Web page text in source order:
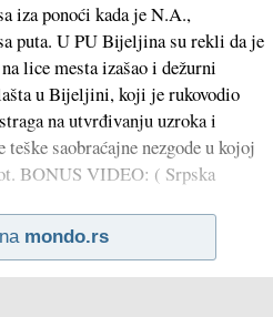
iza ponoći kada je N.A.,
puta. U PU Bijeljina su rekli da je
lice mesta izašao i dežurni
u Bijeljini, koji je rukovodio
na utvrđivanju uzroka i
saobraćajne nezgode u kojoj
BONUS VIDEO: ( Srpska
mondo.rs